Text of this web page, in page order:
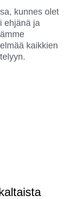
kunnes olet
ehjänä ja
kaikkien